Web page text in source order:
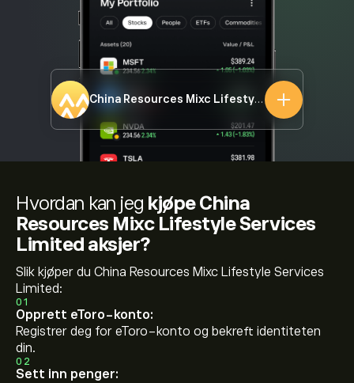
China Resources Mixc Lifestyle Services Limited
Hvordan kan jeg kjøpe China
Resources Mixc Lifestyle Services
Limited aksjer?
Slik kjøper du China Resources Mixc Lifestyle Services
Limited:
01
Opprett eToro-konto:
Registrer deg for eToro-konto og bekreft identiteten
din.
02
Sett inn penger: